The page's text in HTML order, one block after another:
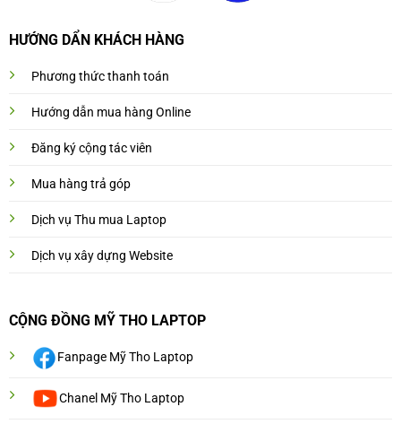
HƯỚNG DẨN KHÁCH HÀNG
Phương thức thanh toán
Hướng dẫn mua hàng Online
Đăng ký cộng tác viên
Mua hàng trả góp
Dịch vụ Thu mua Laptop
Dịch vụ xây dựng Website
CỘNG ĐỒNG MỸ THO LAPTOP
Fanpage Mỹ Tho Laptop
Chanel Mỹ Tho Laptop